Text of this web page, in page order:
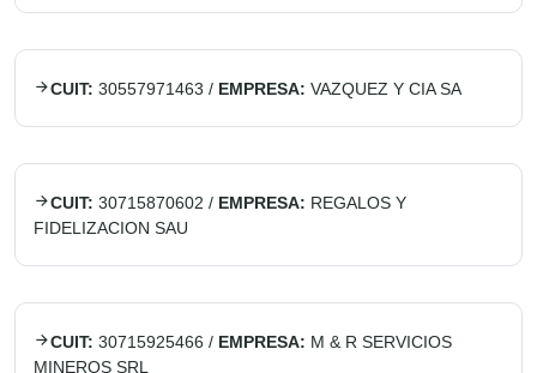
CUIT: 30557971463 / EMPRESA: VAZQUEZ Y CIA SA
CUIT: 30715870602 / EMPRESA: REGALOS Y
FIDELIZACION SAU
CUIT: 30715925466 / EMPRESA: M & R SERVICIOS
MINEROS SRL